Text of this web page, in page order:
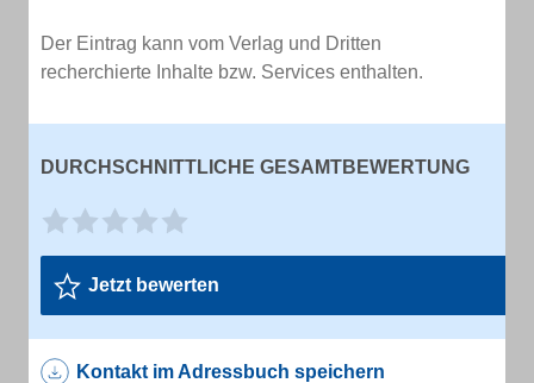
Der Eintrag kann vom Verlag und Dritten
recherchierte Inhalte bzw. Services enthalten.
DURCHSCHNITTLICHE GESAMTBEWERTUNG
Jetzt bewerten
Kontakt im Adressbuch speichern